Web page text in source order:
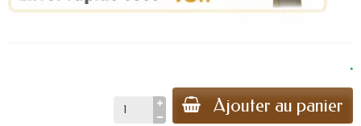
.
Ajouter au panier